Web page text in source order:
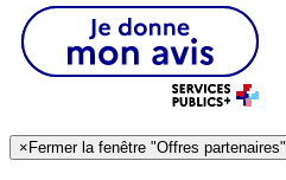
× Fermer la fenêtre "Offres partenaires"